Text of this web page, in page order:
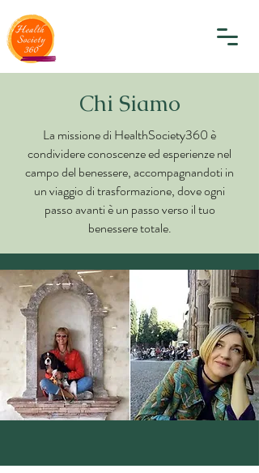
Chi Siamo
La missione di HealthSociety360 è
condividere conoscenze ed esperienze nel
campo del benessere, accompagnandoti in
un viaggio di trasformazione, dove ogni
passo avanti è un passo verso il tuo
benessere totale.